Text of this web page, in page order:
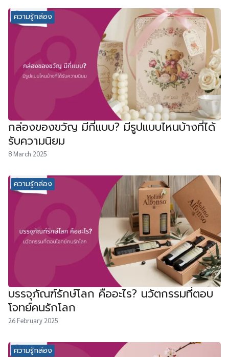
ความรู้กล่อง
กล่องของขวัญ มีกี่แบบ? มีรูปแบบไหนบ้างที่ได้
รับความนิยม
8 March 2025
ความรู้กล่อง
บรรจุภัณฑ์รักษ์โลก คืออะไร? นวัตกรรมที่ตอบ
โจทย์คนรักโลก
26 February 2025
ความรู้กล่อง